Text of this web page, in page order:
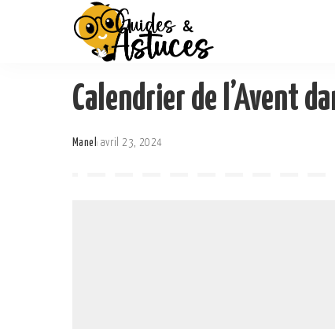
Calendrier de l’Avent
Manel avril 23, 2024